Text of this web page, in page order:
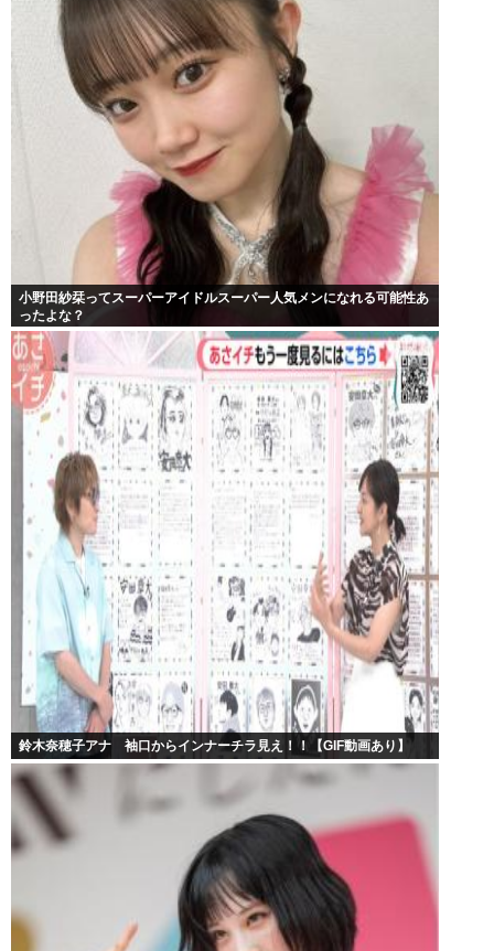
小野田紗栞ってスーパーアイドルスーパー人気メンになれる可能性あ
ったよな？
鈴木奈穂子アナ 袖口からインナーチラ見え！！【GIF動画あり】